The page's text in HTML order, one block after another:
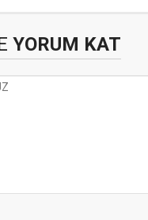
YORUM KAT